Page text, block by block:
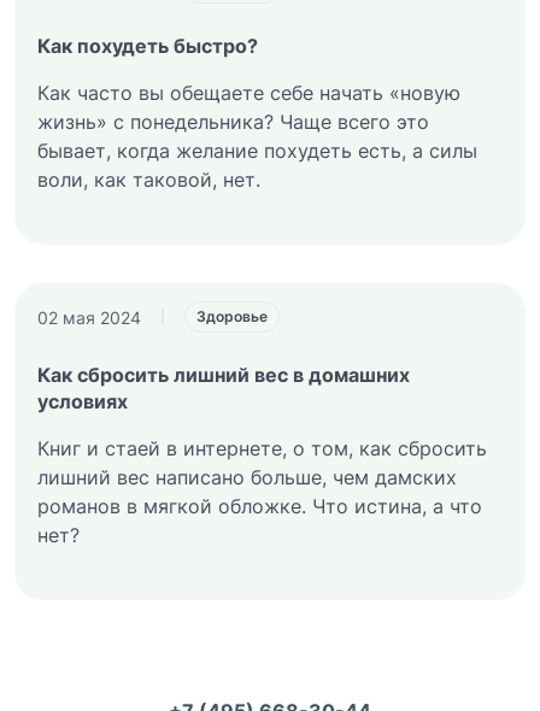
Как похудеть быстро?
Как часто вы обещаете себе начать «новую
жизнь» с понедельника? Чаще всего это
бывает, когда желание похудеть есть, а силы
воли, как таковой, нет.
02 мая 2024 Здоровье
Как сбросить лишний вес в домашних
условиях
Книг и стаей в интернете, о том, как сбросить
лишний вес написано больше, чем дамских
романов в мягкой обложке. Что истина, а что
нет?